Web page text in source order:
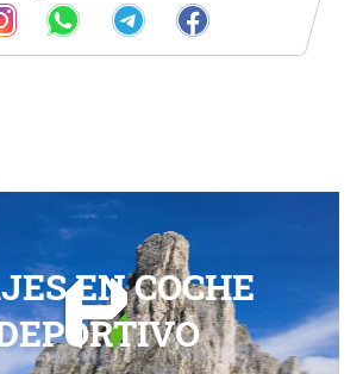
EN COCHE